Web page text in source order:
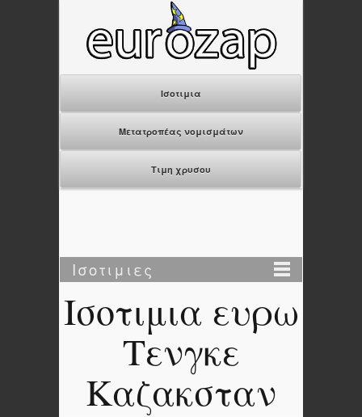
Ισοτιμια
Μετατροπέας νομισμάτων
Τιμη χρυσου
Ισοτιμιες
Ισοτιμια ευρω
Τενγκε
Καζακσταν